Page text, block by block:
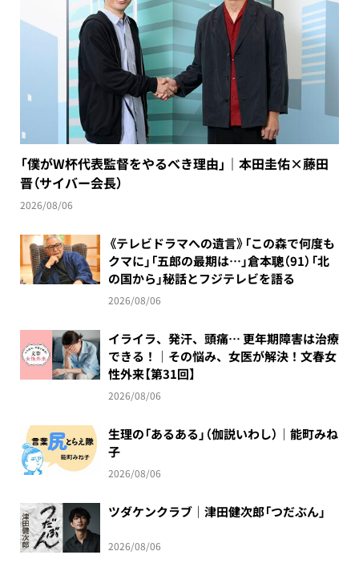
「僕がW杯代表監督をやるべき理由」｜本田圭佑×藤田
晋（サイバー会長）
2026/08/06
《テレビドラマへの遺言》「この森で何度も
クマに」「五郎の最期は…」倉本聰（91）「北
の国から」秘話とフジテレビを語る
2026/08/06
イライラ、発汗、頭痛… 更年期障害は治療
できる！｜その悩み、女医が解決！文春女
性外来【第31回】
2026/08/06
生理の「あるある」（伽説いわし）｜能町みね
子
2026/08/06
ツダケンクラブ｜津田健次郎「つだぶん」
2026/08/06